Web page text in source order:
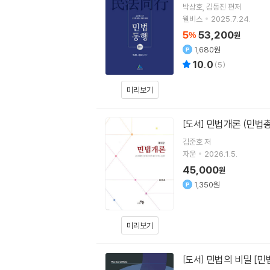
미리보기
박상호 김동진 편저
윌비스
2025.7.24.
5% 53,200원
1,680원
10.0 (5)
미리보기
[도서] 민법개론 (민법
김준호저
자운
2026.1.5.
45,000원
1,350원
[도서] 민법의 비밀 [민